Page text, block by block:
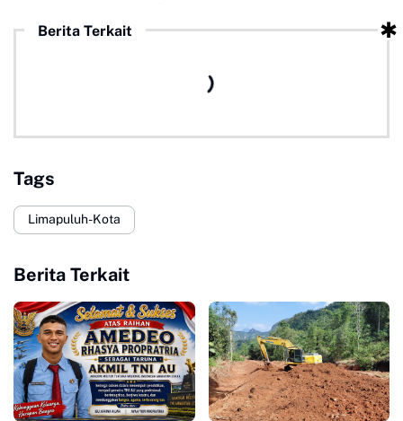
Berita Terkait
Tags
Limapuluh-Kota
Berita Terkait